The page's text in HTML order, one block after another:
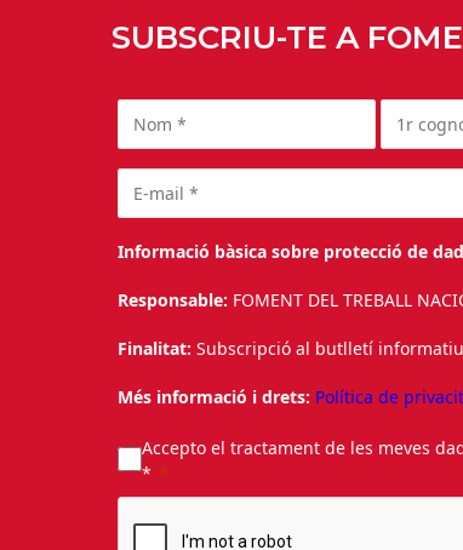
SUBSCRIU-TE A
Informació bàsica sobre protecció de
Responsable: FOMENT DEL TREBALL
Finalitat: Subscripció al butlletí
Més informació i drets: Política de
Accepto el tractament de les meves
*